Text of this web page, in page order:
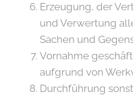
Erzeugung, der
und Verwertung
Sachen und
Vornahme
aufgrund von
Durchführung